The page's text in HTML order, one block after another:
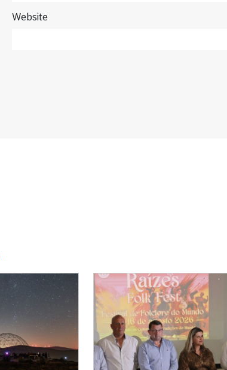
Website